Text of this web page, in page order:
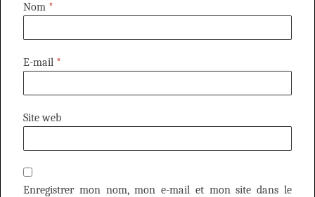
Nom *
E-mail *
Site web
Enregistrer mon nom, mon e-mail et mon site dans le